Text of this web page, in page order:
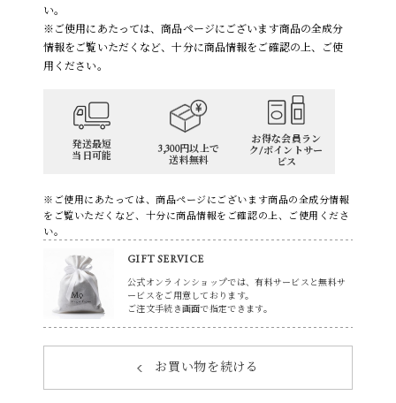
い。
※ご使用にあたっては、商品ページにございます商品の全成分
情報をご覧いただくなど、十分に商品情報をご確認の上、ご使
用ください。
発送最短
当日可能
3,300円以上で
送料無料
お得な会員ラン
ク/ポイントサー
ビス
※ご使用にあたっては、商品ページにございます商品の全成分情報
をご覧いただくなど、十分に商品情報をご確認の上、ご使用くださ
い。
GIFT SERVICE
公式オンラインショップでは、有料サービスと無料サ
ービスをご用意しております。
ご注文手続き画面で指定できます。
お買い物を続ける